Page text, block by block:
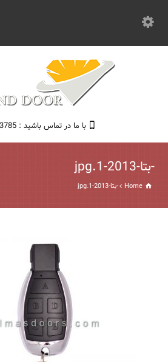
با ما در تماس باشید : 09124723785
-بتا-2013-1.jpg
Home -بتا-2013-1.jpg